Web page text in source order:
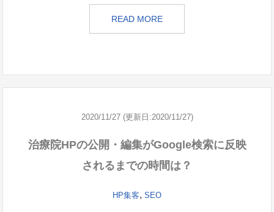
READ MORE
2020/11/27 (更新日:2020/11/27)
治療院HPの公開・編集がGoogle検索に反映
されるまでの時間は？
HP集客, SEO